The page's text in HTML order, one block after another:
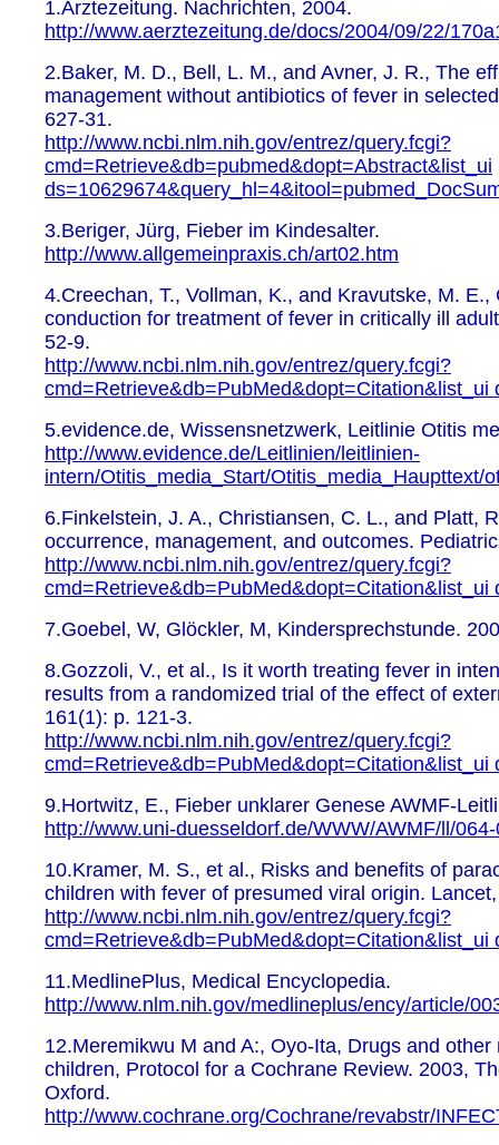
1.Ärztezeitung. Nachrichten, 2004.
http://www.aerztezeitung.de/docs/2004/09/22/
2.Baker, M. D., Bell, L. M., and Avner, J. R., The
management without antibiotics of fever in
627-31.
http://www.ncbi.nlm.nih.gov/entrez/query.fcgi?
cmd=Retrieve&db=pubmed&dopt=Abstract&list_ui
3.Beriger, Jürg, Fieber im Kindesalter.
http://www.allgemeinpraxis.ch/art02.htm
4.Creechan, T., Vollman, K., and Kravutske, M.
conduction for treatment of fever in critically ill
52-9.
http://www.ncbi.nlm.nih.gov/entrez/query.fcgi?
cmd=Retrieve&db=PubMed&dopt=Citation&list_ui
5.evidence.de, Wissensnetzwerk, Leitlinie Otitis
http://www.evidence.de/Leitlinien/leitlinien-
intern/Otitis_media_Start/Otitis_media_Haupttext/
6.Finkelstein, J. A., Christiansen, C. L., and Platt,
occurrence, management, and outcomes.
http://www.ncbi.nlm.nih.gov/entrez/query.fcgi?
cmd=Retrieve&db=PubMed&dopt=Citation&list_ui
7.Goebel, W, Glöckler, M, Kindersprechstunde.
8.Gozzoli, V., et al., Is it worth treating fever in
results from a randomized trial of the effect of
161(1): p. 121-3.
http://www.ncbi.nlm.nih.gov/entrez/query.fcgi?
cmd=Retrieve&db=PubMed&dopt=Citation&list_ui
9.Hortwitz, E., Fieber unklarer Genese AWMF-
http://www.uni-duesseldorf.de/WWW/AWMF/ll/
10.Kramer, M. S., et al., Risks and benefits of
children with fever of presumed viral origin.
http://www.ncbi.nlm.nih.gov/entrez/query.fcgi?
cmd=Retrieve&db=PubMed&dopt=Citation&list_ui
11.MedlinePlus, Medical Encyclopedia.
http://www.nlm.nih.gov/medlineplus/ency/article/
12.Meremikwu M and A:, Oyo-Ita, Drugs and
children, Protocol for a Cochrane Review. 2003,
Oxford.
http://www.cochrane.org/Cochrane/revabstr/